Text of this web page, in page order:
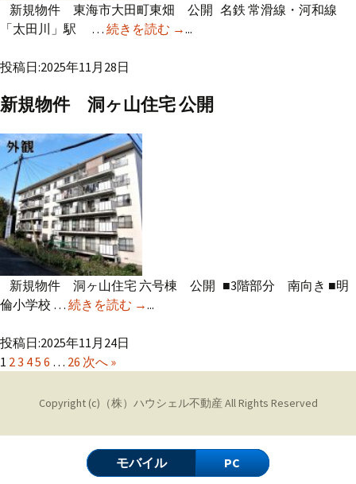
新規物件 東海市大田町東畑 公開 名鉄 常滑線・河和線
「太田川」駅 … 続きを読む 新規物件 東海市大田町東畑 公
→...
投稿日:2025年11月28日
新規物件 洞ヶ山住宅 公開
新規物件 洞ヶ山住宅 六号棟 公開 ■3階部分 南向き ■明
倫小学校 … 続きを読む 新規物件 洞ヶ山住宅 公開
→...
投稿日:2025年11月24日
1 23 45 6 … 26 次へ »
Copyright (c) （株）ハウシェル不動産 All Rights Reserved
モバイル PC